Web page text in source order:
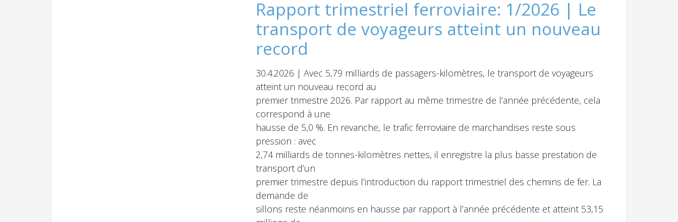
Rapport trimestriel ferroviaire: 1/2026 | Le
transport de voyageurs atteint un nouveau
record
30.4.2026 | Avec 5,79 milliards de passagers-kilomètres, le transport de voyageurs
atteint un nouveau record au
premier trimestre 2026. Par rapport au même trimestre de l’année précédente, cela
correspond à une
hausse de 5,0 %. En revanche, le trafic ferroviaire de marchandises reste sous
pression : avec
2,74 milliards de tonnes-kilomètres nettes, il enregistre la plus basse prestation de
transport d’un
premier trimestre depuis l’introduction du rapport trimestriel des chemins de fer. La
demande de
sillons reste néanmoins en hausse par rapport à l’année précédente et atteint 53,15